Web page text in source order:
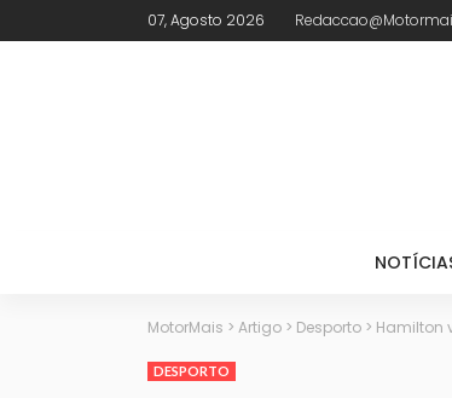
07, Agosto 2026
MotorMais > Artigo > Desporto > Hamilton
DESPORTO